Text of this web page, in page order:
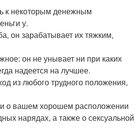
к некоторым денежным
у.
он зарабатывает их тяжким,
он не унывает ни при каких
надеется на лучшее.
из любого трудного положения,
и о вашем хорошем расположении
нарядах, а также о сексуальной